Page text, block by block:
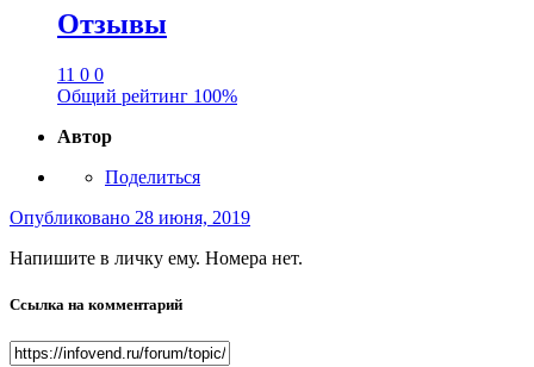
Отзывы
11 0 0
Общий рейтинг 100%
Автор
Поделиться
Опубликовано 28 июня, 2019
Напишите в личку ему. Номера нет.
Ссылка на комментарий